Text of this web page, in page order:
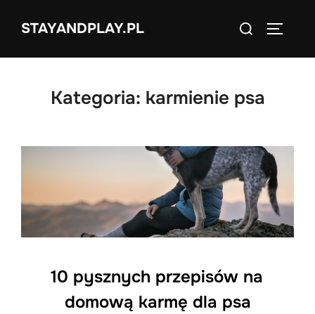
STAYANDPLAY.PL
Search
Kategoria: karmienie psa
10 pysznych przepisów na
domową karmę dla psa